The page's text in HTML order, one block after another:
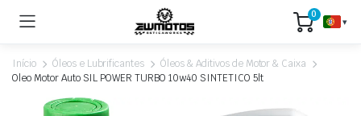
0
▾
Início Óleos e Lubrificantes
Óleos & Aditivos de Motor & Caixa
Oleo Motor Auto SIL POWER TURBO 10w40 SINTETICO 5lt